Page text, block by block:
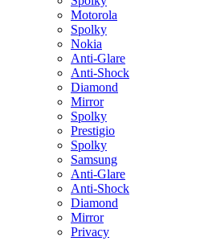
Motorola
Spolky
Nokia
Anti-Glare
Anti-Shock
Diamond
Mirror
Spolky
Prestigio
Spolky
Samsung
Anti-Glare
Anti-Shock
Diamond
Mirror
Privacy